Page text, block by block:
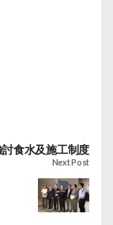
食水及施工制度
Next Post